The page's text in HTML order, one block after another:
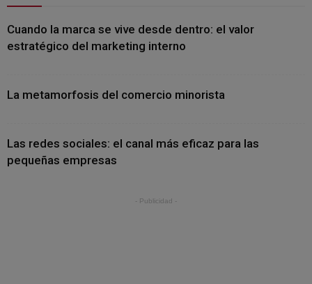
Cuando la marca se vive desde dentro: el valor
estratégico del marketing interno
La metamorfosis del comercio minorista
Las redes sociales: el canal más eficaz para las
pequeñas empresas
- Publicidad -